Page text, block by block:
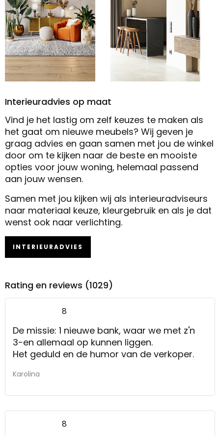
Interieuradvies op maat
Vind je het lastig om zelf keuzes te maken als
het gaat om nieuwe meubels? Wij geven je
graag advies en gaan samen met jou de winkel
door om te kijken naar de beste en mooiste
opties voor jouw woning, helemaal passend
aan jouw wensen.
Samen met jou kijken wij als interieuradviseurs
naar materiaal keuze, kleurgebruik en als je dat
wenst ook naar verlichting.
INTERIEURADVIES
Rating en reviews (1029)
8
De missie: 1 nieuwe bank, waar we met z'n
3-en allemaal op kunnen liggen.
Het geduld en de humor van de verkoper.
Karolina
8